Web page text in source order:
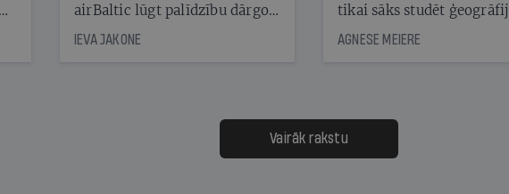
airBaltic lūgt palīdzību dārgo
obligāciju turētājiem, taču
samaksāt augstos procentus,
kas jāpārskaita jau trīs dienas
pirms nākamās sapulces
IEVA JAKONE
tikai sāks studēt
bet viņa sacītajam jau
uzcītīga darba, mammas
atbalsts un drosme
meteovērojumus arī tad,
AGNESE MEIERE
Vairāk rakstu